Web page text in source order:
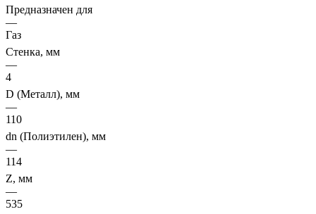
Предназначен для
—
Газ
Стенка, мм
—
4
D (Металл), мм
—
110
dn (Полиэтилен), мм
—
114
Z, мм
—
535